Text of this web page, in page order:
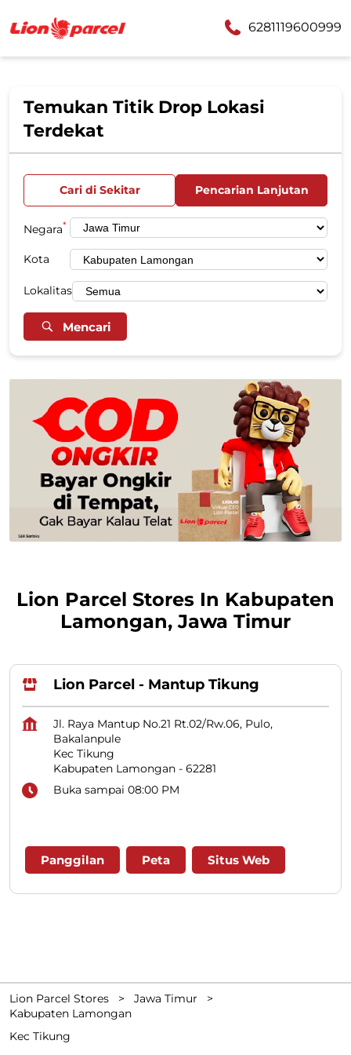
6281119600999
Temukan Titik Drop Lokasi
Terdekat
Cari di Sekitar Pencarian Lanjutan
Negara*
Kota
Lokalitas
Mencari
Lion Parcel Stores In Kabupaten
Lamongan, Jawa Timur
Lion Parcel - Mantup Tikung
Jl. Raya Mantup No.21 Rt.02/Rw.06, Pulo,
Bakalanpule
Kec Tikung
Kabupaten Lamongan - 62281
Buka sampai 08:00 PM
Panggilan Peta Situs Web
Lion Parcel Stores
Jawa Timur
Kabupaten Lamongan
Kec Tikung